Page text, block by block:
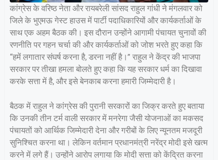
कांग्रेस के वरिष्ठ नेता और रायबरेली सांसद राहुल गांधी ने मंगलवार को
जिले के भुएमऊ गेस्ट हाउस में पार्टी पदाधिकारियों और कार्यकर्ताओं के
साथ एक अहम बैठक की। इस दौरान उन्होंने आगामी पंचायत चुनावों की
रणनीति पर गहन चर्चा की और कार्यकर्ताओं को जोश भरते हुए कहा कि
“हमें लगातार संघर्ष करना है, डरना नहीं है।” राहुल ने केंद्र की भाजपा
सरकार पर तीखा हमला बोलते हुए कहा कि यह सरकार धर्म का दिखावा
करके सत्ता में है, और इसे बेनकाब करना हमारी जिम्मेदारी है।
बैठक में राहुल ने कांग्रेस की पुरानी सरकारों का जिक्र करते हुए बताया
कि उनकी तीन टर्म वाली सरकार में मनरेगा जैसी योजनाओं का मकसद
पंचायतों को आर्थिक जिम्मेदारी देना और गरीबों के लिए न्यूनतम मजदूरी
सुनिश्चित करना था। लेकिन वर्तमान प्रधानमंत्री नरेंद्र मोदी इसे खत्म
करने में लगे हैं। उन्होंने आरोप लगाया कि मोदी सत्ता को केंद्रित करना